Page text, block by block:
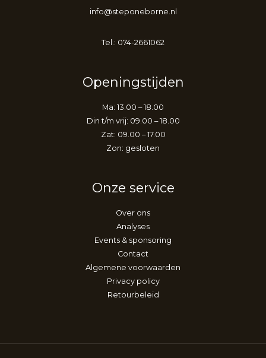
info@steponeborne.nl
Tel.: 074-2661062
Openingstijden
Ma: 13.00 – 18.00
Din t/m vrij: 09.00 – 18.00
Zat: 09.00 – 17.00
Zon: gesloten
Onze service
Over ons
Analyses
Events & sponsoring
Contact
Algemene voorwaarden
Privacy policy
Retourbeleid